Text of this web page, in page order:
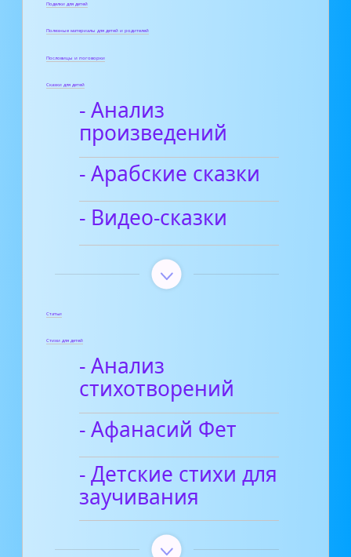
Поделки для детей
Полезные материалы для детей и родителей
Пословицы и поговорки
Сказки для детей
- Анализ
произведений
- Арабские сказки
- Видео-сказки
Статьи
Стихи для детей
- Анализ
стихотворений
- Афанасий Фет
- Детские стихи для
заучивания